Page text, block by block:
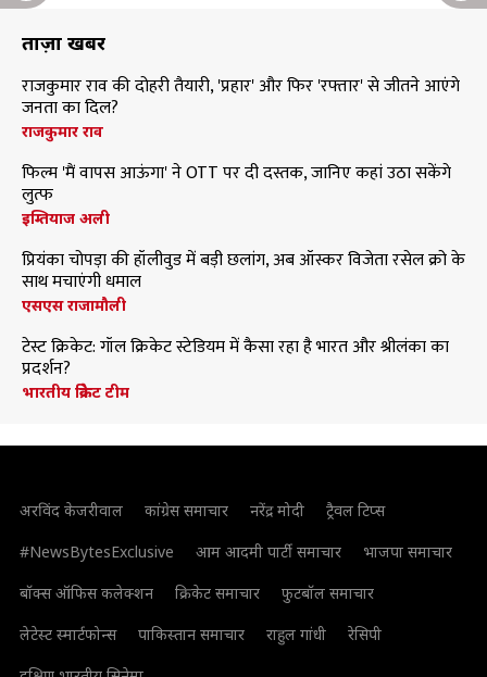
ताज़ा खबरें
राजकुमार राव की दोहरी तैयारी, 'प्रहार' और फिर 'रफ्तार' से जीतने आएंगे
जनता का दिल?
राजकुमार राव
फिल्म 'मैं वापस आऊंगा' ने OTT पर दी दस्तक, जानिए कहां उठा सकेंगे
लुत्फ
इम्तियाज अली
प्रियंका चोपड़ा की हॉलीवुड में बड़ी छलांग, अब ऑस्कर विजेता रसेल क्रो के
साथ मचाएंगी धमाल
एसएस राजामौली
टेस्ट क्रिकेट: गॉल क्रिकेट स्टेडियम में कैसा रहा है भारत और श्रीलंका का
प्रदर्शन?
भारतीय क्रिकेट टीम
अरविंद केजरीवाल कांग्रेस समाचार नरेंद्र मोदी
ट्रैवल टिप्स
#NewsBytesExclusive
आम आदमी पार्टी समाचार
भाजपा समाचार
बॉक्स ऑफिस कलेक्शन
क्रिकेट समाचार
फुटबॉल समाचार
लेटेस्ट स्मार्टफोन्स
पाकिस्तान समाचार राहुल गांधी
रेसिपी